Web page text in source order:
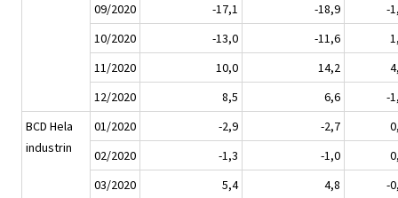
09/2020
-17,1 -18,9
-
10/2020
-13,0 -11,6
11/2020
10,0 14,2
12/2020
8,5 6,6
-
BCD Hela
industrin
01/2020 -2,9 -2,7
02/2020
-1,3 -1,0
03/2020
5,4 4,8
-